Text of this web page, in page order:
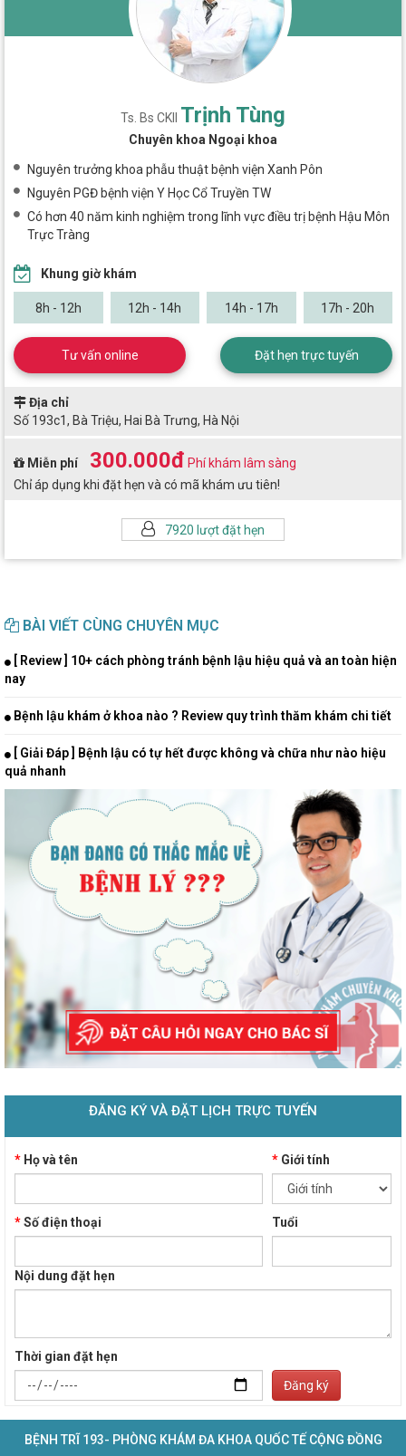
Ts. Bs CKII Trịnh Tùng
Chuyên khoa Ngoại khoa
Nguyên trưởng khoa phẫu thuật bệnh viện Xanh Pôn
Nguyên PGĐ bệnh viện Y Học Cổ Truyền TW
Có hơn 40 năm kinh nghiệm trong lĩnh vực điều trị bệnh Hậu Môn
Trực Tràng
7920 lượt đặt hẹn
Khung giờ khám
8h - 12h 12h - 14h 14h - 17h 17h - 20h
Tư vấn online Đặt hẹn trực tuyến
Địa chỉ
Số 193c1, Bà Triệu, Hai Bà Trưng, Hà Nội
Miễn phí 300.000đ Phí khám lâm sàng
Chỉ áp dụng khi đặt hẹn và có mã khám ưu tiên!
BÀI VIẾT CÙNG CHUYÊN MỤC
[ Review ] 10+ cách phòng tránh bệnh lậu hiệu quả và an toàn hiện
nay
Bệnh lậu khám ở khoa nào ? Review quy trình thăm khám chi tiết
[ Giải Đáp ] Bệnh lậu có tự hết được không và chữa như nào hiệu
quả nhanh
ĐĂNG KÝ VÀ ĐẶT LỊCH TRỰC TUYẾN
* Họ và tên *Giới tính
*Số điện thoại Tuổi
Nội dung đặt hẹn
Thời gian đặt hẹn
Đăng ký
BỆNH TRĨ 193- PHÒNG KHÁM ĐA KHOA QUỐC TẾ CỘNG ĐỒNG